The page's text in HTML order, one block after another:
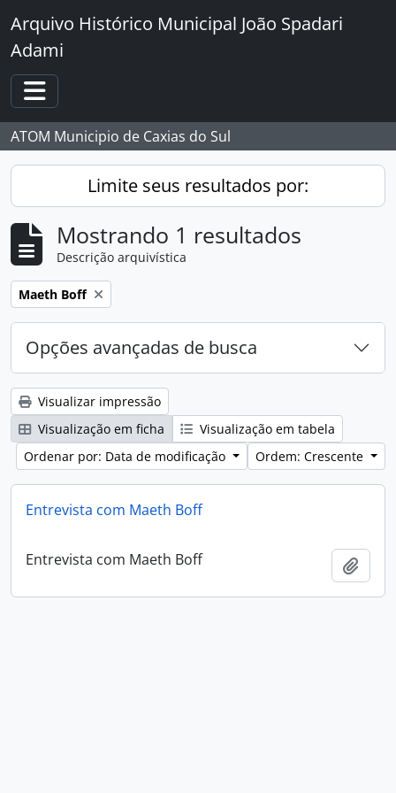
Skip to main content
Arquivo Histórico Municipal João Spadari
Adami
Toggle navigation
ATOM Municipio de Caxias do Sul
Limite seus resultados por:
Mostrando 1 resultados
Descrição arquivística
Remover filtro:
Maeth Boff
Opções avançadas de busca
Visualizar impressão
Visualização em ficha
Visualização em tabela
Ordenar por: Data de modificação
Ordem: Crescente
Entrevista com Maeth Boff
Entrevista com Maeth Boff